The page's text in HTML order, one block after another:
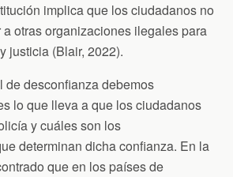
implica que los ciudadanos no
otras organizaciones ilegales para
justicia (Blair, 2022).
de desconfianza debemos
lo que lleva a que los ciudadanos
y cuáles son los
determinan dicha confianza. En la
que en los países de